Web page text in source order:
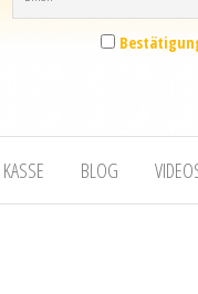
KASSE BLOG